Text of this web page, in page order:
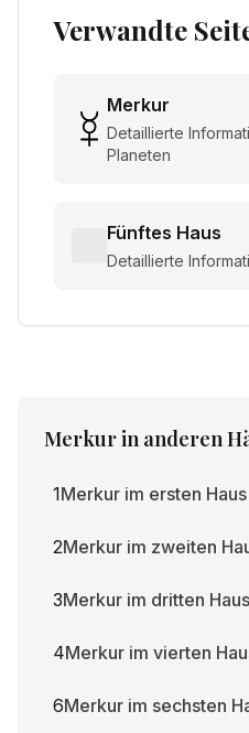
Verwandte
Merkur
Detaillierte
Planeten
Fünftes Haus
Detaillierte
Merkurin anderen
1Merkur im ersten Haus
2Merkur im zweiten
3Merkur im dritten Haus
4Merkur im vierten
6Merkur im sechsten